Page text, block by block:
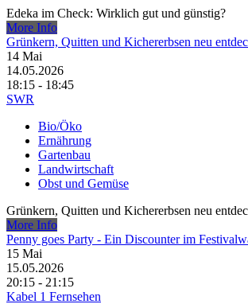
Edeka im Check: Wirklich gut und günstig?
More Info
Grünkern, Quitten und Kichererbsen neu
14 Mai
14.05.2026
18:15 - 18:45
SWR
Bio/Öko
Ernährung
Gartenbau
Landwirtschaft
Obst und Gemüse
Grünkern, Quitten und Kichererbsen neu
More Info
Penny goes Party - Ein Discounter im
15 Mai
15.05.2026
20:15 - 21:15
Kabel 1 Fernsehen